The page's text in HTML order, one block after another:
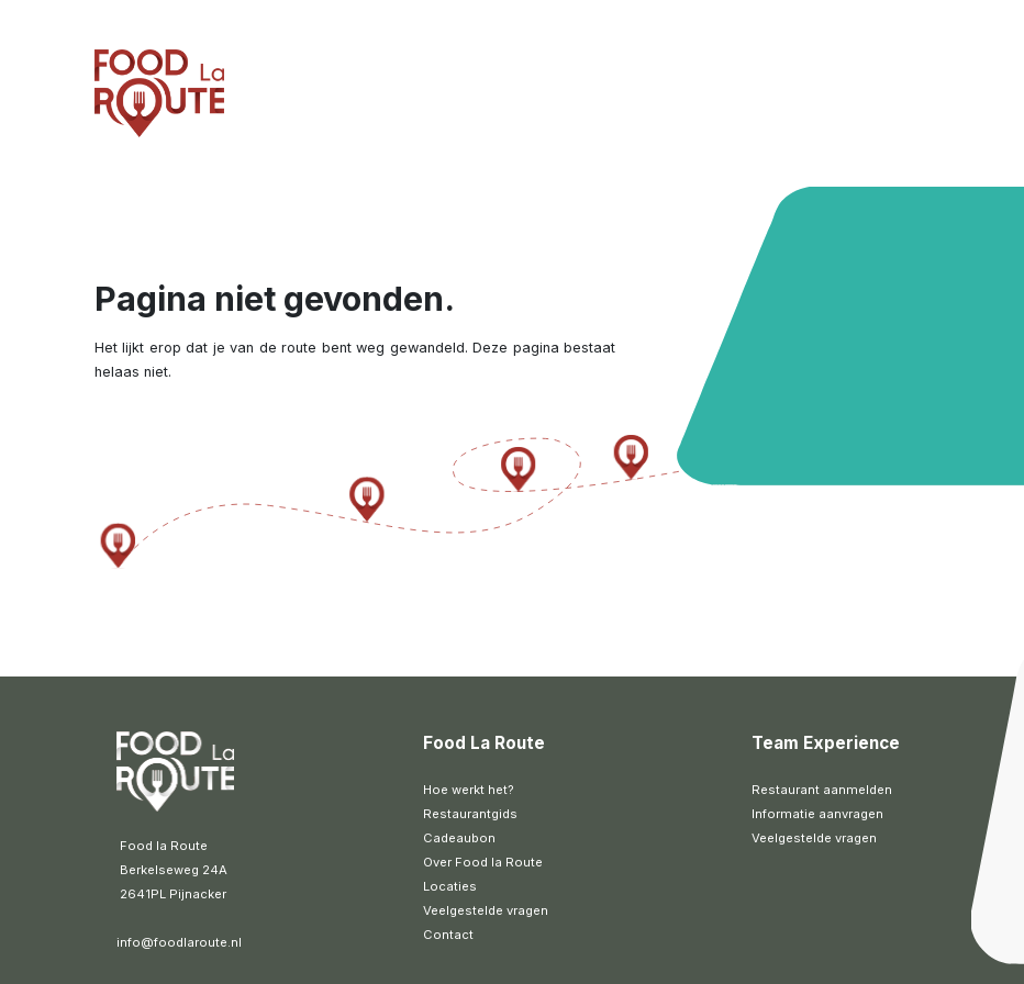
Pagina niet gevonden.
Het lijkt erop dat je van de route bent weg gewandeld. Deze pagina bestaat
helaas niet.
Food la Route
Berkelseweg 24A
2641PL Pijnacker
info@foodlaroute.nl
Food La Route
Hoe werkt het?
Restaurantgids
Cadeaubon
Over Food la Route
Locaties
Veelgestelde vragen
Contact
Team Experience
Restaurant aanmelden
Informatie aanvragen
Veelgestelde vragen